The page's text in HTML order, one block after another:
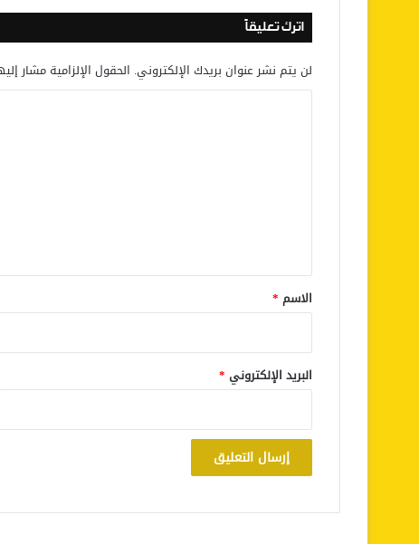
اترك تعليقاً
لن يتم نشر عنوان بريدك الإلكتروني. الحقول الإلزامية مشار
*
الاسم *
البريد الإلكتروني *